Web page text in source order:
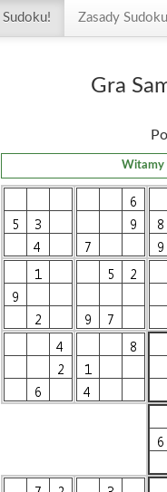
Zasady Sudoku
Gra
Witamy